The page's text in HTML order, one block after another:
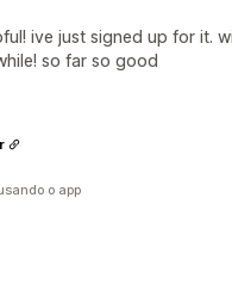
ive just signed up for it.
so far so good
o app